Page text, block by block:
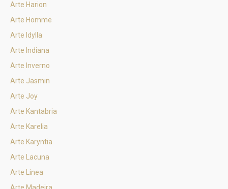
Arte Harion
Arte Homme
Arte Idylla
Arte Indiana
Arte Inverno
Arte Jasmin
Arte Joy
Arte Kantabria
Arte Karelia
Arte Karyntia
Arte Lacuna
Arte Linea